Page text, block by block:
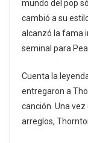
mundo del pop
cambió a su
alcanzó la fama
seminal para
Cuenta la
entregaron a
canción. Una
arreglos,